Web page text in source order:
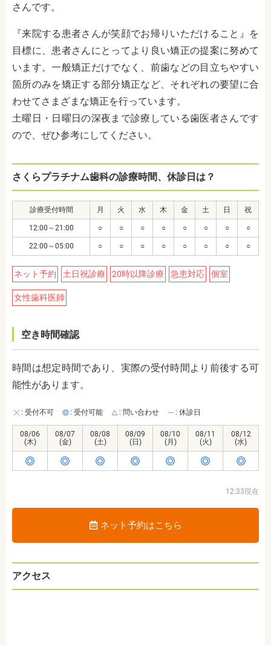
さんです。
『来院する患者さんが笑顔でお帰りいただけること』を
目標に、患者さんにとってより良い矯正の提案に努めて
います。一般矯正だけでなく、前歯などの目立ちやすい
箇所のみを矯正する部分矯正など、それぞれの要望に合
わせてさまざまな矯正を行っています。
土曜日・日曜日の深夜まで診療している歯医者さんです
ので、ぜひ参考にしてください。
さくらプラチナム歯科の診療時間、休診日は？
診療受付時間 月 火 水 木 金 土 日 祝
12:00～21:00 ○ ○ ○ ○ ○ ○ ○ ○
22:00～05:00 ○ ○ ○ ○ ○ ○ ○ ○
ネット予約 土日祝診療 20時以降診療 急患対応 個室
女性歯科医師
空き時間確認
時間は想定時間であり、実際の受付時間より前後する可
能性があります。
: 受付不可 : 受付可能 : 問い合わせ : 休診日
08/06
(木)
08/07
(金)
08/08
(土)
08/09
(日)
08/10
(月)
08/11
(火)
08/12
(水)
12:33現在
ネット予約はこちら
アクセス